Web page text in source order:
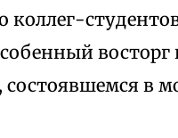
коллег-
восторг
в